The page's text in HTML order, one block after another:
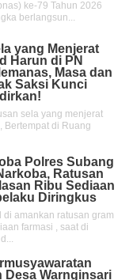
ke-79 Tahun 2026
berlangsun...
yang Menjerat
Harun di PN
Masa dan
Saksi Kunci
sela yang menjerat
Bertempat di Ruang
Polres Subang
Ratusan
Ribu Sediaan
Diringkus
di amankan ratusan gram
farmasi , saat di
Desa Warnginsari